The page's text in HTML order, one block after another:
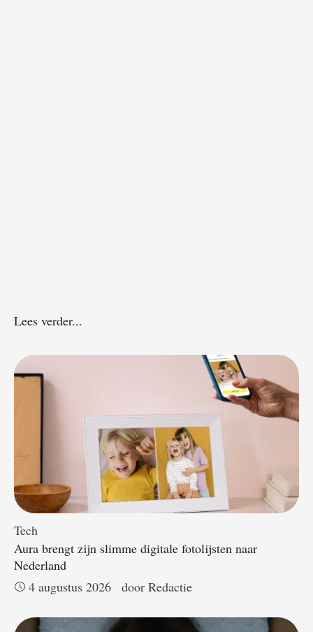
Lees verder...
Tech
Aura brengt zijn slimme digitale fotolijsten naar
Nederland
4 augustus 2026
door Redactie